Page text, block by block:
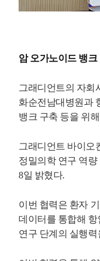
암 오가노이드 뱅
그래디언트의 자회
화순전남대병원과
뱅크 구축 등을 위
그래디언트 바이오
정밀의학 연구 역
8일 밝혔다.
이번 협력은 환자
데이터를 통합해 항
연구 단계의 실행